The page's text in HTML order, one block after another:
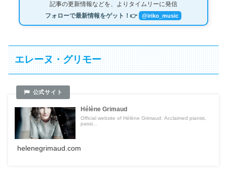
記事の更新情報などを、よりタイムリーに発信
フォローで最新情報をゲット！👉
@iriko_music
エレーヌ・グリモー
Hélène Grimaud
Official website of Hélène Grimaud: Acclaimed pianist,
passi...
helenegrimaud.com